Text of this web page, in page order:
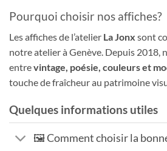
Pourquoi choisir nos affiches?
Les affiches de l’atelier La Jonx sont
notre atelier à Genève. Depuis 2018,
entrevintage, poésie, couleurs et
touche de fraîcheur au patrimoine
Quelques informations utiles
🖼️ Comment choisir la